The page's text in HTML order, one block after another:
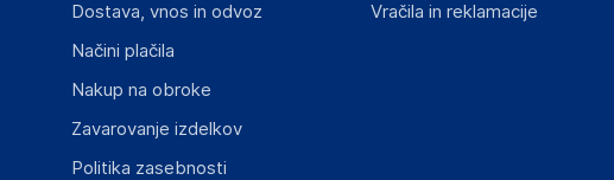
na embalaži izdelka in lahko vključujejo ključne varnostne
Dostava, vnos in odvoz
Načini plačila
Nakup na obroke
Zavarovanje izdelkov
Politika zasebnosti
Vračila in reklamacije